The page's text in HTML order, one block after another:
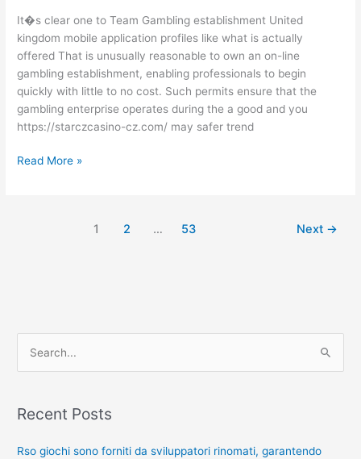
It�s clear one to Team Gambling establishment United
kingdom mobile application profiles like what is actually
offered That is unusually reasonable to own an on-line
gambling establishment, enabling professionals to begin
quickly with little to no cost. Such permits ensure that the
gambling enterprise operates during the a good and you
https://starczcasino-cz.com/ may safer trend
fun
with
really
deposit
actions
on
the
site
Read More »
1 2 … 53 Next →
rRecent Posts
Rso giochi sono forniti da sviluppatori rinomati, garantendo